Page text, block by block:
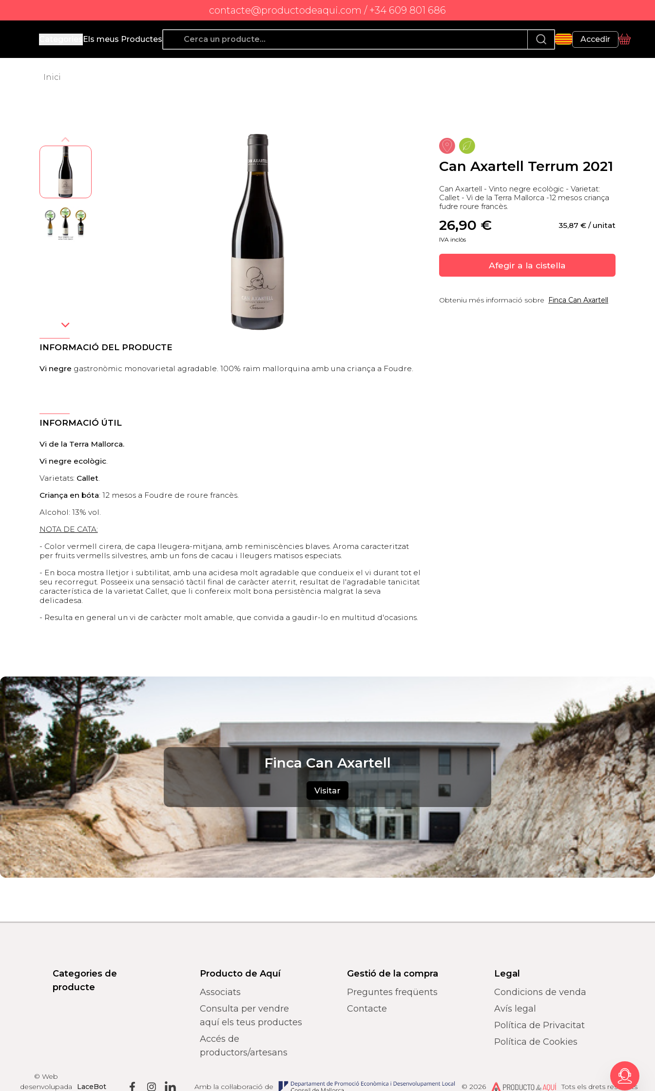
contacte@productodeaqui.com / +34 609 801 686
Producto de Aquí
Els meus Productes Accedir
Perfil
Cistella
Inici
Can Axartell Terrum 2021
Can Axartell - Vinto negre ecològic - Varietat:
Callet - Vi de la Terra Mallorca -12 mesos criança
fudre roure francès.
26,90 € 35,87 € / unitat
IVA inclòs
Afegir a la cistella
Obteniu més informació sobre Finca Can Axartell
INFORMACIÓ DEL PRODUCTE
Vi negre gastronòmic monovarietal agradable. 100% raïm mallorquina amb una criança a Foudre.
INFORMACIÓ ÚTIL
Vi de la Terra Mallorca.
Vi negre ecològic.
Varietats: Callet.
Criança en bóta: 12 mesos a Foudre de roure francès.
Alcohol: 13% vol.
NOTA DE CATA:
- Color vermell cirera, de capa lleugera-mitjana, amb reminiscències blaves. Aroma caracteritzat
per fruits vermells silvestres, amb un fons de cacau i lleugers matisos especiats.
- En boca mostra lletjor i subtilitat, amb una acidesa molt agradable que condueix el vi durant tot el
seu recorregut. Posseeix una sensació tàctil final de caràcter aterrit, resultat de l'agradable tanicitat
característica de la varietat Callet, que li confereix molt bona persistència malgrat la seva
delicadesa.
- Resulta en general un vi de caràcter molt amable, que convida a gaudir-lo en multitud d'ocasions.
Finca Can Axartell
Visitar
Categories de
producte
Producto de Aquí
Associats
Consulta per vendre
aquí els teus productes
Accés de
productors/artesans
Gestió de la compra
Preguntes freqüents
Contacte
Legal
Condicions de venda
Avís legal
Política de Privacitat
Política de Cookies
© Web
desenvolupada
LaceBot Amb la col·laboració de © 2026 Producto de AquíTots els drets reservats